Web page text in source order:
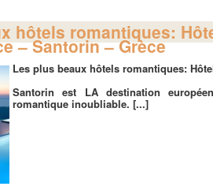
hôtels romantiques:
– Santorin – Grèce
Les plus beaux hôtels romantiques:
Santorin est LA destination
romantique inoubliable. [...]